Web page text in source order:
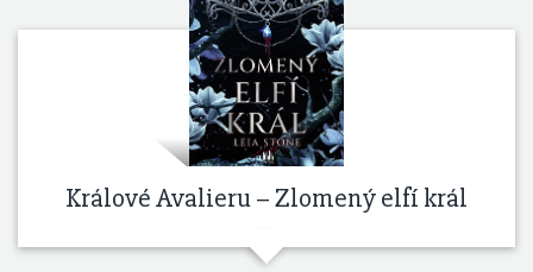
Králové Avalieru – Zlomený elfí král